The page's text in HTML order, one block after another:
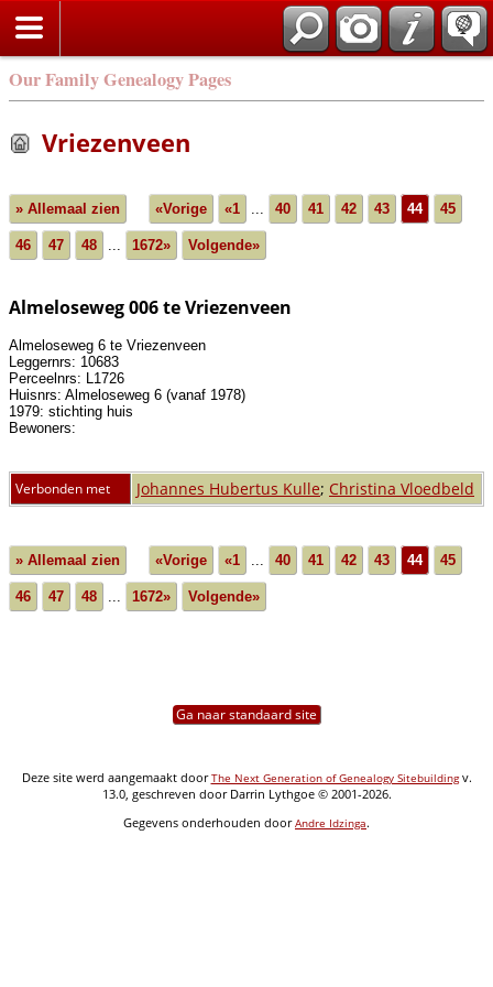
Our Family Genealogy Pages
Vriezenveen
» Allemaal zien «Vorige «1 ... 40 41 42 43 44 45
46 47 48 ... 1672» Volgende»
Almeloseweg 006 te Vriezenveen
Almeloseweg 6 te Vriezenveen
Leggernrs: 10683
Perceelnrs: L1726
Huisnrs: Almeloseweg 6 (vanaf 1978)
1979: stichting huis
Bewoners:
Verbonden met Johannes Hubertus Kulle; Christina Vloedbeld
» Allemaal zien «Vorige «1 ... 40 41 42 43 44 45
46 47 48 ... 1672» Volgende»
Ga naar standaard site
Deze site werd aangemaakt doorThe Next Generation of Genealogy Sitebuildingv.
13.0, geschreven door Darrin Lythgoe © 2001-2026.
Gegevens onderhouden doorAndre Idzinga.